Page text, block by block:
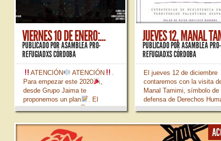
VIERNES 10 DE ENERO:...
PUBLICADO PORASAMBLEA PRO-
REFUGIADXS CÓRDOBA
ATENCIÓN ATENCIÓN
.
Para empezar este 2020
,
desde Grupo Jaima te
proponemos un plan
. El
viernes 10 de Enero🗓 a las 19h
el documental
«Provincia 53»
en el Centro de Recepción de
JUEVES 12, MANAL
PUBLICADO PORASAMBLEA PRO-
REFUGIADXS CÓRDOBA
El jueves 12 de diciembre
contaremos con la visita
Manal Tamimi, símbolo de
defensa de Derechos
en Palestina. A las 19
de diciembre, a las 10:30,
visitaremos el Olivo de los